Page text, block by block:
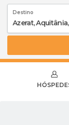
Destino